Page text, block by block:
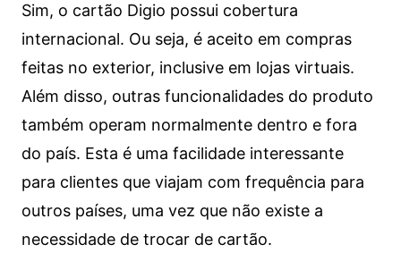
Sim, o cartão Digio possui cobertura
internacional. Ou seja, é aceito em compras
feitas no exterior, inclusive em lojas virtuais.
Além disso, outras funcionalidades do produto
também operam normalmente dentro e fora
do país. Esta é uma facilidade interessante
para clientes que viajam com frequência para
outros países, uma vez que não existe a
necessidade de trocar de cartão.